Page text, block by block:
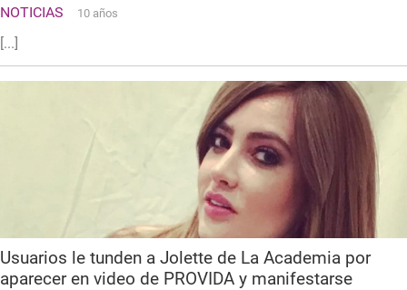
NOTICIAS 10 años
[...]
Usuarios le tunden a Jolette de La Academia por
aparecer en video de PROVIDA y manifestarse